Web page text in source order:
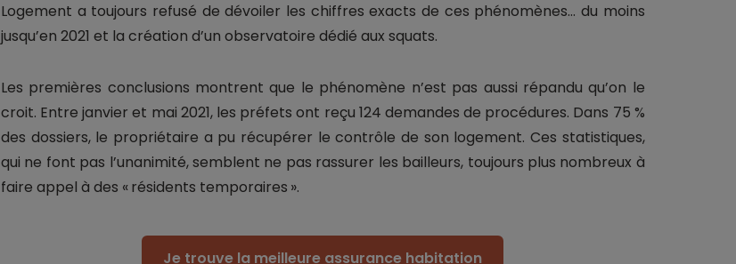
Logement a toujours refusé de dévoiler les chiffres exacts de ces phénomènes… du moins
jusqu’en 2021 et la création d’un observatoire dédié aux squats.
Les premières conclusions montrent que le phénomène n’est pas aussi répandu qu’on le
croit. Entre janvier et mai 2021, les préfets ont reçu 124 demandes de procédures. Dans 75 %
des dossiers, le propriétaire a pu récupérer le contrôle de son logement. Ces statistiques,
qui ne font pas l’unanimité, semblent ne pas rassurer les bailleurs, toujours plus nombreux à
faire appel à des « résidents temporaires ».
Je trouve la meilleure assurance habitation